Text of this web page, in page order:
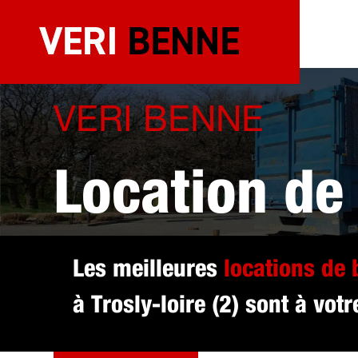
contenu
VERI BENNE
Location de
Les meilleures locations de
à Trosly-loire (2) sont à